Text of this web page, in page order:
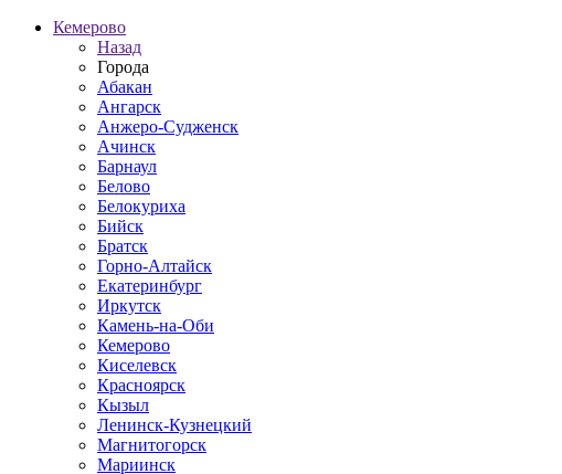
Кемерово
Назад
Города
Абакан
Ангарск
Анжеро-Судженск
Ачинск
Барнаул
Белово
Белокуриха
Бийск
Братск
Горно-Алтайск
Екатеринбург
Иркутск
Камень-на-Оби
Кемерово
Киселевск
Красноярск
Кызыл
Ленинск-Кузнецкий
Магнитогорск
Мариинск